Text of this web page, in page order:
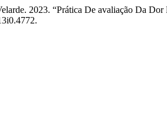
2023. “Prática De avaliação Da Dor